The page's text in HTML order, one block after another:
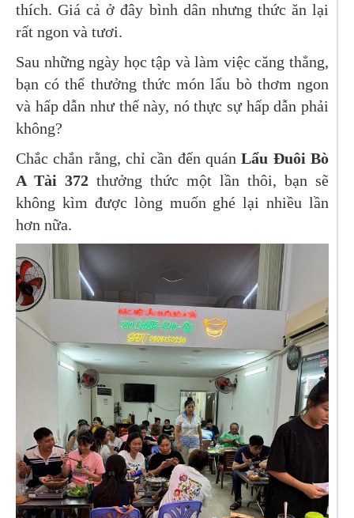
thích. Giá cả ở đây bình dân nhưng thức ăn lại
rất ngon và tươi.
Sau những ngày học tập và làm việc căng thẳng,
bạn có thể thưởng thức món lẩu bò thơm ngon
và hấp dẫn như thế này, nó thực sự hấp dẫn phải
không?
Chắc chắn rằng, chỉ cần đến quánLẩu Đuôi Bò
A Tài 372 thưởng thức một lần thôi, bạn sẽ
không kìm được lòng muốn ghé lại nhiều lần
hơn nữa.